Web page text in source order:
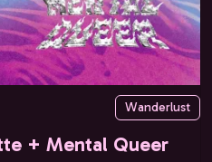
Wanderlust
+ Mental Queer